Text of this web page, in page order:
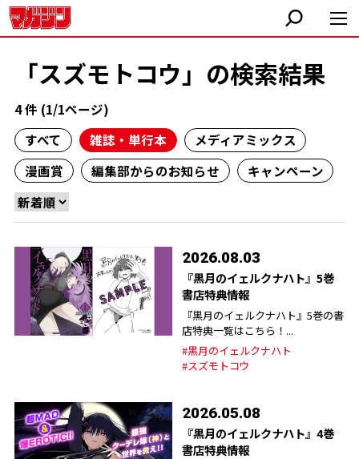
「スズモトコウ」の検索結果
4 件 (1/1ページ)
すべて
雑誌・単行本
メディアミックス
漫画賞
編集部からのお知らせ キャンペーン
2026.08.03
『黒月のイェルクナハト』5巻
書店特典情報
『黒月のイェルクナハト』5巻の書
店特典一覧はこちら！...
#黒月のイェルクナハト
#スズモトコウ
2026.05.08
『黒月のイェルクナハト』4巻
書店特典情報